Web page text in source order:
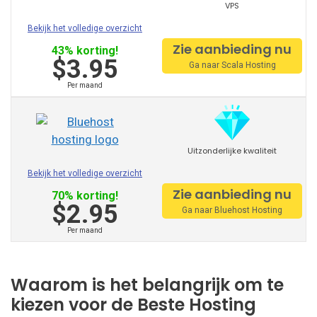
Greengeeks
Hostgator
Hostinger
Hostmonster
Hostpapa
Inmotion
Ionos
Ipage
Namecheap
VPS
Bekijk het volledige overzicht
43% korting!
$3.95
Per maand
Zie aanbieding nu
Ga naar Scala Hosting
Uitzonderlijke kwaliteit
Bekijk het volledige overzicht
70% korting!
$2.95
Per maand
Zie aanbieding nu
Ga naar Bluehost Hosting
Waarom is het belangrijk om te
kiezen voor de Beste Hosting